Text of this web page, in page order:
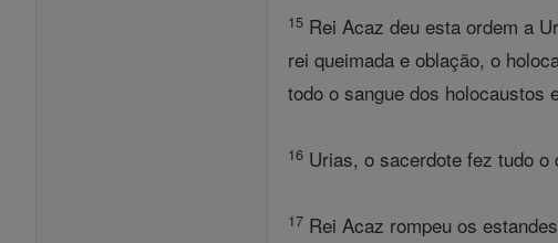
15 Rei Acaz deu esta ordem a
rei queimada e oblação, o
todo o sangue dos
16 Urias, o sacerdote fez tudo
17 Rei Acaz rompeu os